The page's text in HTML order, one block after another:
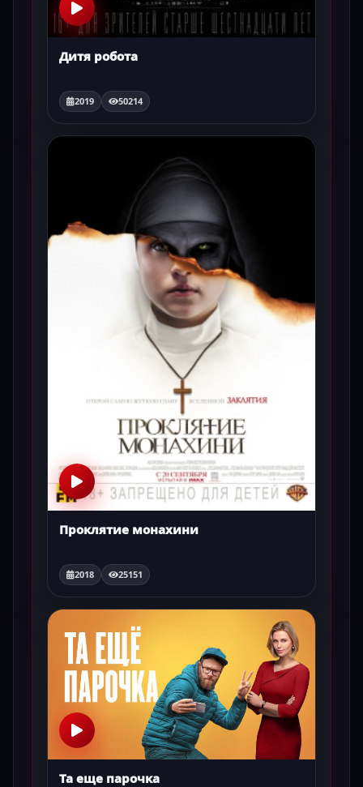
Дитя робота
2019 50214
Проклятие монахини
2018 25151
Та еще парочка